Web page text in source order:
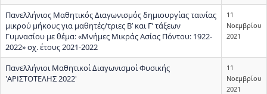
Πανελλήνιος Μαθητικός Διαγωνισμός δημιουργίας ταινίας
μικρού μήκους για μαθητές/τριες Β’ και Γ’ τάξεων
Γυμνασίου με θέμα: «Μνήμες Μικράς Ασίας Πόντου: 1922-
2022» σχ. έτους 2021-2022
11
Νοεμβρίου
2021
Πανελλήνιοι Μαθητικοί Διαγωνισμοί Φυσικής
'ΑΡΙΣΤΟΤΕΛΗΣ 2022'
11
Νοεμβρίου
2021